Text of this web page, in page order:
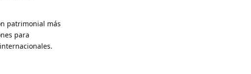
patrimonial más
para